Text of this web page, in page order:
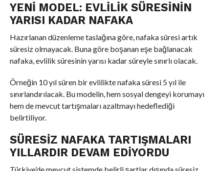
YENI MODEL: EVLILIK SÜRESININ
YARISI KADAR NAFAKA
Hazırlanan düzenleme taslağına göre, nafaka süresi artık
süresiz olmayacak. Buna göre boşanan eşe bağlanacak
nafaka, evlilik süresinin yarısı kadar süreyle sınırlı olacak.
Örneğin 10 yıl süren bir evlilikte nafaka süresi 5 yıl ile
sınırlandırılacak. Bu modelin, hem sosyal dengeyi korumayı
hem de mevcut tartışmaları azaltmayı hedeflediği
belirtiliyor.
SÜRESIZ NAFAKA TARTIŞMALARI
YILLARDIR DEVAM EDIYORDU
Türkiye’de mevcut sistemde belirli şartlar dışında süresiz